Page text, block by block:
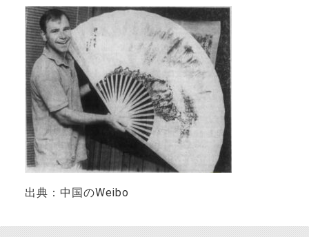
お問い合わせ
出典：中国のWeibo